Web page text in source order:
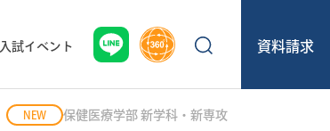
入試イベント 資料請求
保健医療学部 新学科・新専攻